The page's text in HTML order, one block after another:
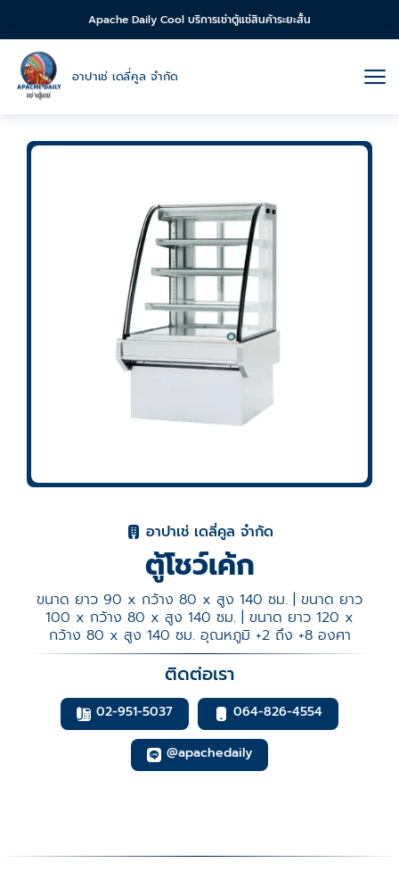
Apache Daily Cool บริการเช่าตู้แช่สินค้าระยะสั้น
อาปาเช่ เดลี่คูล จำกัด
อาปาเช่ เดลี่คูล จำกัด
ตู้โชว์เค้ก
ขนาด ยาว 90 x กว้าง 80 x สูง 140 ซม. | ขนาด ยาว
100 x กว้าง 80 x สูง 140 ซม. | ขนาด ยาว 120 x
กว้าง 80 x สูง 140 ซม. อุณหภูมิ +2 ถึง +8 องศา
ติดต่อเรา
02-951-5037 064-826-4554
@apachedaily